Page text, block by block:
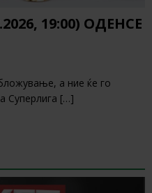
19:00) ОДЕНСЕ
а ние ќе го
Суперлига […]